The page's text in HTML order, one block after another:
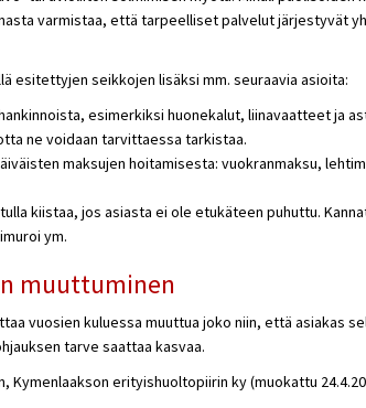
varmistaa, että tarpeelliset palvelut järjestyvät
esitettyjen seikkojen lisäksi mm. seuraavia asioita:
esimerkiksi huonekalut, liinavaatteet ja
ne voidaan tarvittaessa tarkistaa.
maksujen hoitamisesta: vuokranmaksu,
kiistaa, jos asiasta ei ole etukäteen puhuttu.
ym.
muuttuminen
vuosien kuluessa muuttua joko niin, että asiakas
tarve saattaa kasvaa.
Kymenlaakson erityishuoltopiirin ky (muokattu